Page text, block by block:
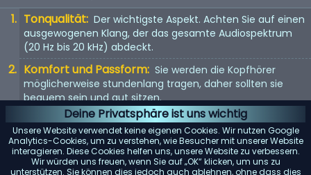
Deine Privatsphäre ist uns wichtig
Unsere Website verwendet keine eigenen Cookies. Wir nutzen Google
Analytics-Cookies, um zu verstehen, wie Besucher mit unserer Website
interagieren. Diese Cookies helfen uns, unsere Website zu verbessern.
Wir würden uns freuen, wenn Sie auf „OK“ klicken, um uns zu
unterstützen. Sie können dies jedoch auch ablehnen, ohne dass dies
Tonqualität: Der wichtigste Aspekt. Achten Sie auf einen
ausgewogenen Klang, der das gesamte Audiospektrum
(20 Hz bis 20 kHz) abdeckt.
Komfort und Passform: Sie werden die Kopfhörer
möglicherweise stundenlang tragen, daher sollten sie
bequem sein und gut sitzen.
Kopfhörertyp: In-Ear, On-Ear oder Over-Ear? Jeder Typ
hat seine Vor- und Nachteile. Wählen Sie entsprechend
Ihren Vorlieben.
Mit Kabel oder kabellos: Kabellose Kopfhörer bieten